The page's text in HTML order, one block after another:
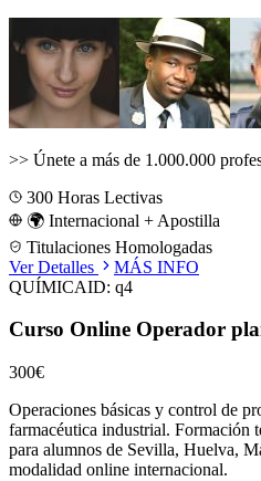
>> Únete a más de 1.000.000
300 Horas Lectivas
🌍 Internacional + Apostilla
Titulaciones Homologadas
Ver Detalles
MÁS INFO
QUÍMICAID: q4
Curso Online Operador
300€
Operaciones básicas y control de
farmacéutica industrial. Formación
para alumnos de Sevilla, Huelva,
modalidad online internacional.